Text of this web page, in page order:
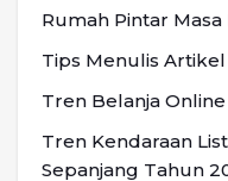
Rumah Pintar
Tips Menulis Artikel
Tren Belanja
Tren Kendaraan
Sepanjang Tahun